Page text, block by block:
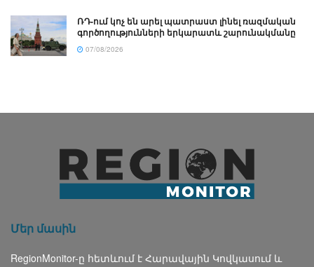
ՌԴ-ում կոչ են արել պատրաստ լինել ռազմական
գործողությունների երկարատև շարունակմանը
07/08/2026
Մեր մասին
RegionMonitor-ը հետևում է Հարավային Կովկասում և